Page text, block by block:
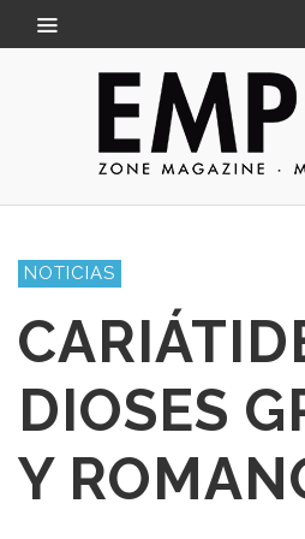
NOTICIAS
DIOSES
Y